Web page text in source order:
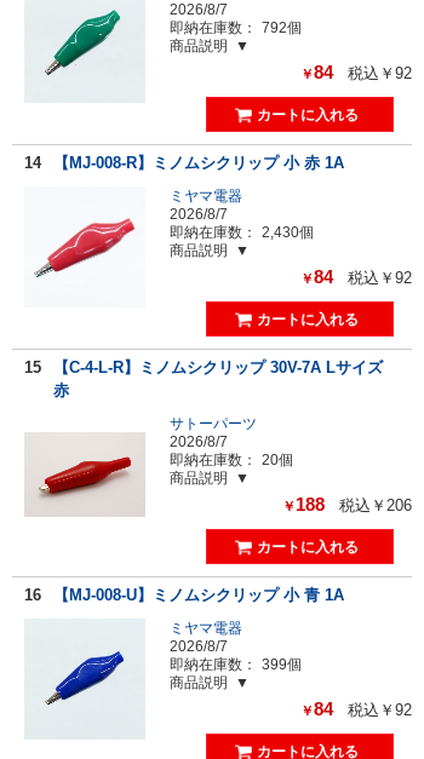
2026/8/7
即納在庫数：
792個
商品説明
￥84 税込￥92
14 【MJ-008-R】ミノムシクリップ 小 赤 1A
ミヤマ電器
2026/8/7
即納在庫数：
2,430個
商品説明
￥84 税込￥92
15
【C-4-L-R】ミノムシクリップ 30V-7A Lサイズ
赤
サトーパーツ
2026/8/7
即納在庫数：
20個
商品説明
￥ 188 税込￥206
16 【MJ-008-U】ミノムシクリップ 小 青 1A
ミヤマ電器
2026/8/7
即納在庫数：
399個
商品説明
￥84 税込￥92